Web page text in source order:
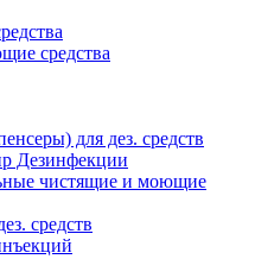
средства
для дез. средств
Дезинфекции
чистящие и моющие
средств